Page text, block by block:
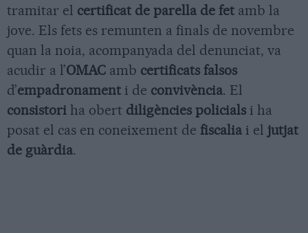
tramitar el certificat de parella de fet amb la
jove. Els fets es remunten a finals de novembre
quan la noia, acompanyada del denunciat, va
acudir a l’OMAC amb certificats falsos
d’empadronament i de convivència. El
consistori ha obert diligències policials i ha
posat el cas en coneixement de fiscalia i el jutjat
de guàrdia.